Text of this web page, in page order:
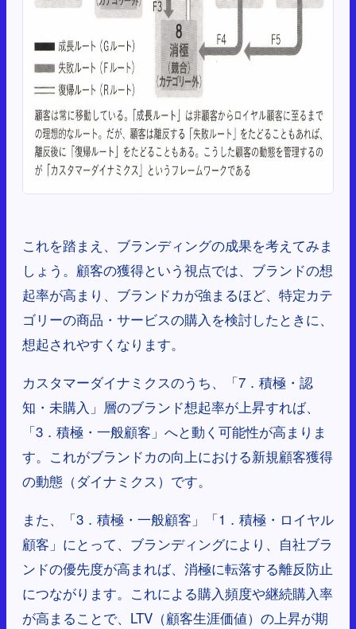
これを踏まえ、ブランディングの成果を考えてみま
しょう。顧客の獲得という視点では、ブランドの想
起率が高まり、ブランドカが強まるほど、特定カテ
ゴリーの商品・サービスの購入を検討したときに、
想起されやすくなります。
カスタマーダイナミクスのうち、「7．積極・認
知・未購入」層のブランド想起率が上昇すれば、
「3．積極・一般顧客」へと動く可能性が高まりま
す。これがブランドカの向上における新規顧客獲得
の動態（ダイナミクス）です。
また、「3．積極・一般顧客」「1．積極・ロイヤル
顧客」にとって、ブランディングにより、自社ブラ
ンドの優先度が高まれば、消極に転落する離反防止
につながります。これによる購入頻度や継続購入率
が高まることで、LTV（顧客生涯価値）の上昇が期